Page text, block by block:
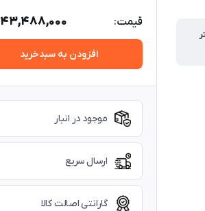
قیمت: 43,488,000
افزودن به سبدخرید
موجود در انبار
ارسال سریع
گارانتی اصالت کالا